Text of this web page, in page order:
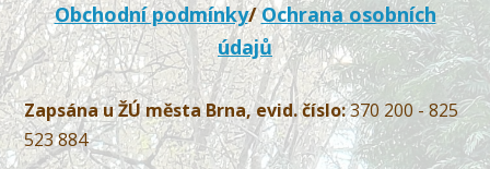
Obchodní podmínky/Ochrana osobních
údajů
Zapsána u ŽÚ města Brna, evid. číslo:370 200 - 825
523 884